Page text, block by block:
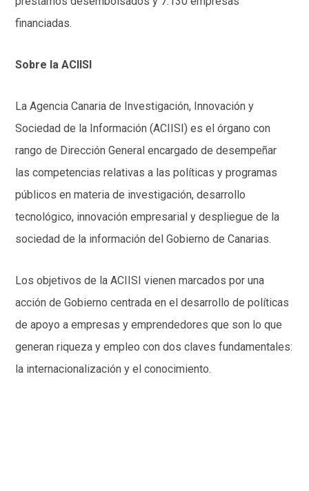
financiadas.
Sobre la ACIISI
La Agencia Canaria de Investigación, Innovación y
Sociedad de la Información (ACIISI) es el órgano con
rango de Dirección General encargado de desempeñar
las competencias relativas a las políticas y programas
públicos en materia de investigación, desarrollo
tecnológico, innovación empresarial y despliegue de la
sociedad de la información del Gobierno de Canarias.
Los objetivos de la ACIISI vienen marcados por una
acción de Gobierno centrada en el desarrollo de políticas
de apoyo a empresas y emprendedores que son lo que
generan riqueza y empleo con dos claves fundamentales:
la internacionalización y el conocimiento.